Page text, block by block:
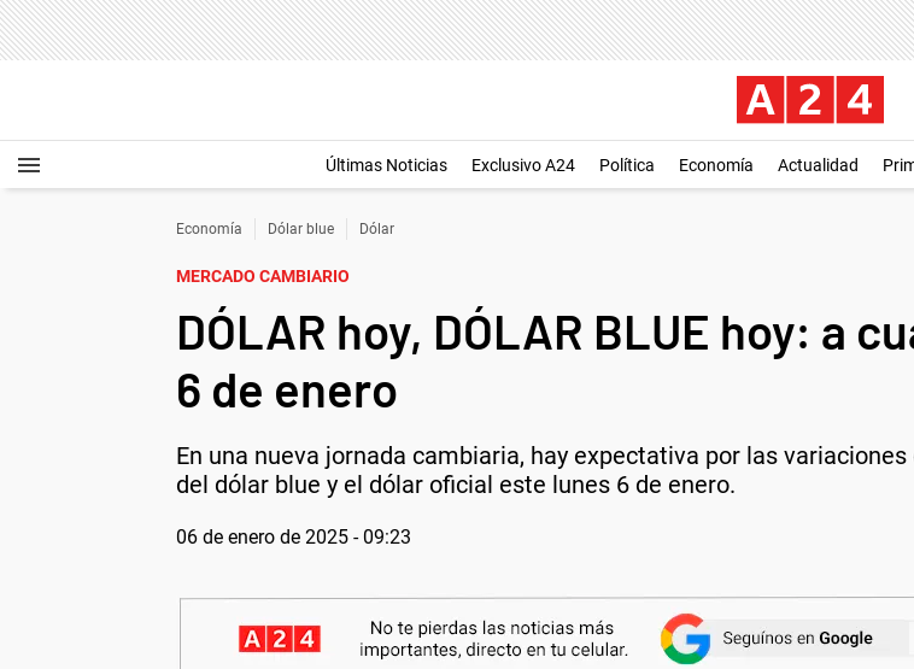
Últimas Noticias Exclusivo A24 Política Economía Actualidad
Economía Dólar blue Dólar
MERCADO CAMBIARIO
DÓLAR hoy, DÓLAR BLUE hoy: a
6 de enero
En una nueva jornada cambiaria, hay expectativa por las
del dólar blue y el dólar oficial este lunes 6 de enero.
06 de enero de 2025 - 09:23